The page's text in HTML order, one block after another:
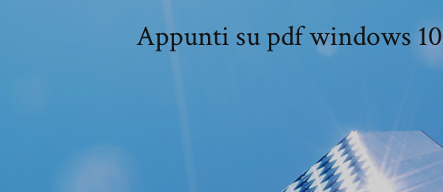
Appunti su pdf windows 10